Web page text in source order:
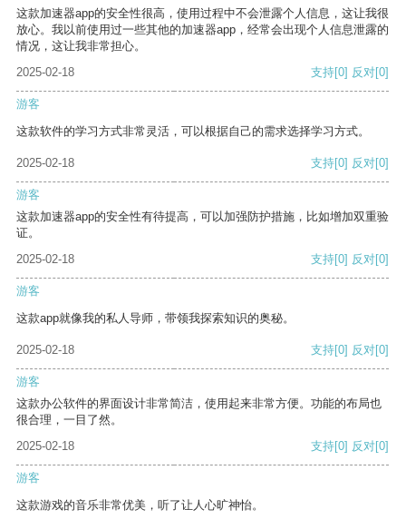
这款加速器app的安全性很高，使用过程中不会泄露个人信息，这让我很
放心。我以前使用过一些其他的加速器app，经常会出现个人信息泄露的
情况，这让我非常担心。
2025-02-18
支持[0] 反对[0]
游客
这款软件的学习方式非常灵活，可以根据自己的需求选择学习方式。
2025-02-18 支持[0] 反对[0]
游客
这款加速器app的安全性有待提高，可以加强防护措施，比如增加双重验
证。
2025-02-18
支持[0] 反对[0]
游客
这款app就像我的私人导师，带领我探索知识的奥秘。
2025-02-18 支持[0] 反对[0]
游客
这款办公软件的界面设计非常简洁，使用起来非常方便。功能的布局也
很合理，一目了然。
2025-02-18
支持[0] 反对[0]
游客
这款游戏的音乐非常优美，听了让人心旷神怡。